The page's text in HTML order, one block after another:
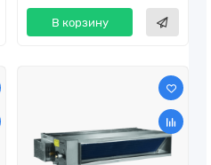
В корзину